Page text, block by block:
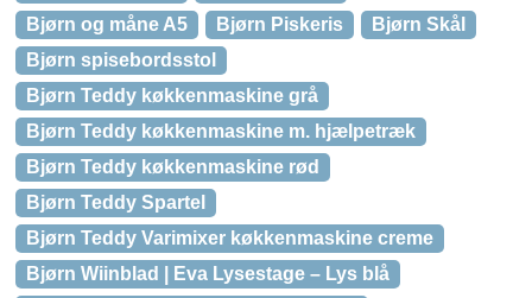
Bjørn og måne A5
Bjørn Piskeris
Bjørn Skål
Bjørn spisebordsstol
Bjørn Teddy køkkenmaskine grå
Bjørn Teddy køkkenmaskine m. hjælpetræk
Bjørn Teddy køkkenmaskine rød
Bjørn Teddy Spartel
Bjørn Teddy Varimixer køkkenmaskine creme
Bjørn Wiinblad | Eva Lysestage – Lys blå